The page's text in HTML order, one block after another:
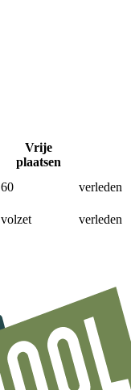
Vrije
plaatsen
60
verleden
volzet verleden